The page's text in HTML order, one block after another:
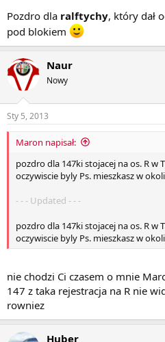
Pozdro dla ralftychy, który dał
pod blokiem
Naur
Nowy
Sty 5, 2013
Maron napisał:
pozdro dla 147ki stojacej na os. R w
oczywiscie byly Ps. mieszkasz w
- - - Updated - - -
pozdro dla 147ki stojacej na os. R w
oczywiscie byly Ps. mieszkasz w
nie chodzi Ci czasem o mnie
147 z taka rejestracja na R nie
rowniez
Huber